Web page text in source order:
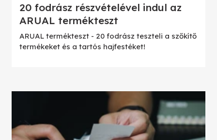
20 fodrász részvételével indul az
ARUAL termékteszt
ARUAL termékteszt - 20 fodrász teszteli a szőkítő
termékeket és a tartós hajfestéket!